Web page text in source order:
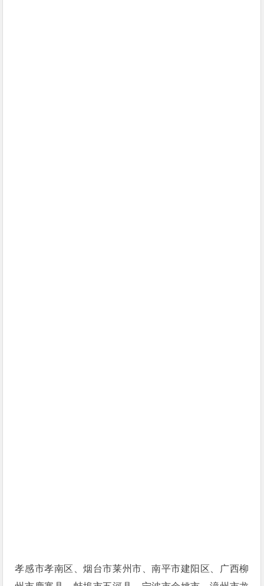
孝感市孝南区、烟台市莱州市、南平市建阳区、广西柳